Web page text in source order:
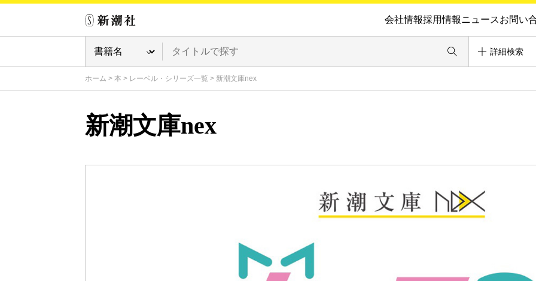
会社情報採用情報ニュースお問い
詳細検索
ホーム > 本 > レーベル・シリーズ一覧 > 新潮文庫nex
新潮文庫nex